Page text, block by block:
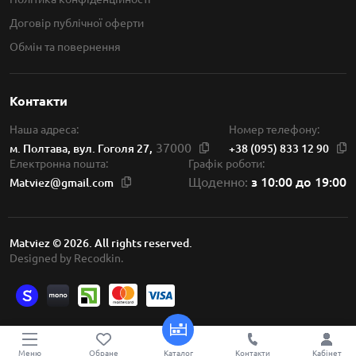
Меню Обране Каталог Контакти Кабінет
29 800 грн Купити
Договір публічної оферти
Обмін та повернення
Контакти
Наша адреса:
м. Полтава, вул. Гоголя 27, 37000
Номер телефону:
+38 (095) 833 12 90
Електронна пошта:
Matviez@gmail.com
Графік роботи:
Щоденно: з 10:00 до 19:00
Matviez © 2026. All rights reserved.
Designed by Recodkin.